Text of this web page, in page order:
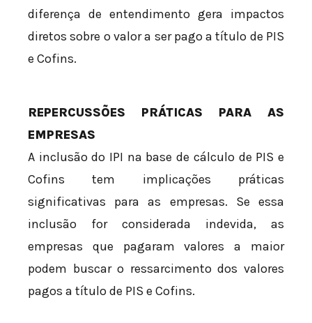
diferença de entendimento gera impactos
diretos sobre o valor a ser pago a título de PIS
e Cofins.
REPERCUSSÕES PRÁTICAS PARA AS
EMPRESAS
A inclusão do IPI na base de cálculo de PIS e
Cofins tem implicações práticas
significativas para as empresas. Se essa
inclusão for considerada indevida, as
empresas que pagaram valores a maior
podem buscar o ressarcimento dos valores
pagos a título de PIS e Cofins.